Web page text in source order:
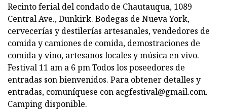
Recinto ferial del condado de Chautauqua, 1089
Central Ave., Dunkirk. Bodegas de Nueva York,
cervecerías y destilerías artesanales, vendedores de
comida y camiones de comida, demostraciones de
comida y vino, artesanos locales y música en vivo.
Festival 11 am a 6 pm Todos los poseedores de
entradas son bienvenidos. Para obtener detalles y
entradas, comuníquese con acgfestival@gmail.com.
Camping disponible.